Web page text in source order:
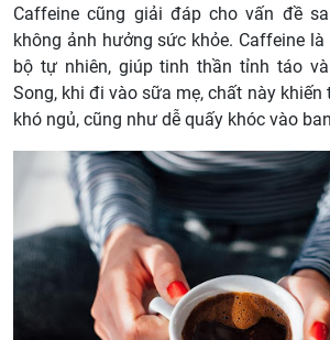
Caffeine cũng giải đáp cho vấn đề
không ảnh hưởng sức khỏe. Caffeine
bộ tự nhiên, giúp tinh thần tỉnh táo
Song, khi đi vào sữa mẹ, chất này khiến
khó ngủ, cũng như dễ quấy khóc vào